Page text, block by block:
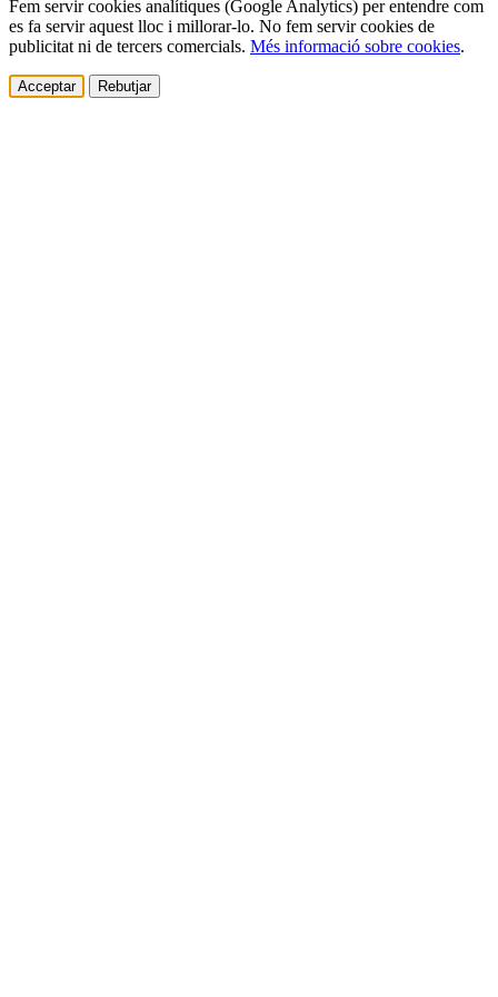
Fem servir cookies analítiques (Google Analytics) per entendre com
es fa servir aquest lloc i millorar-lo. No fem servir cookies de
publicitat ni de tercers comercials. Més informació sobre cookies.
Acceptar Rebutjar